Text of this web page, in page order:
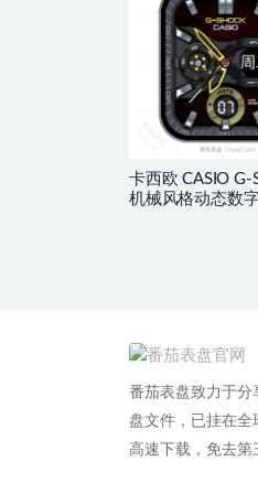
卡西欧 CASIO G-
机械风格动态数
番茄表盘致力于分
盘文件，已挂在
高速下载，免去第